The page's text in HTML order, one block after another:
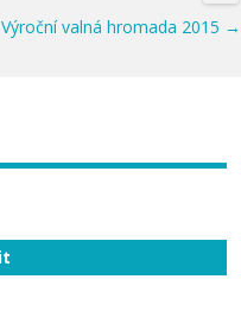
Výroční valná hromada 2015 →